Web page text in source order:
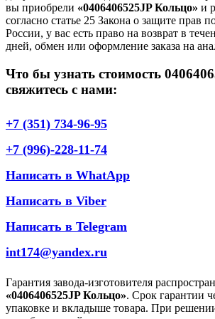
вы приобрели «0406406525JP Кольцо» и
согласно статье 25 Закона о защите прав
России, у вас есть право на возврат в
дней, обмен или оформление заказа на
Что бы узнать стоимость
свяжитесь с нами:
+7 (351) 734-96-95
+7 (996)-228-11-74
Написать в WhatApp
Написать в Viber
Написать в Telegram
int174@yandex.ru
Гарантия завода-изготовителя
«0406406525JP Кольцо». Срок гарантии
упаковке и вкладыше товара. При